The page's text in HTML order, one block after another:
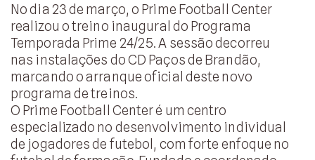
No dia 23 de março, o Prime Football Center
realizou o treino inaugural do Programa
Temporada Prime 24/25. A sessão decorreu
nas instalações do CD Paços de Brandão,
marcando o arranque oficial deste novo
programa de treinos.
O Prime Football Center é um centro
especializado no desenvolvimento individual
de jogadores de futebol, com forte enfoque no